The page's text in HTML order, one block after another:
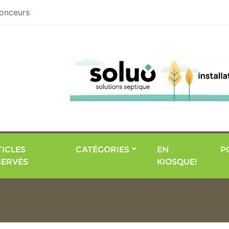
CATÉGORIES
EN
KIOSQUE!